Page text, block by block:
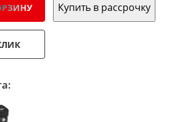
Купить в рассрочку